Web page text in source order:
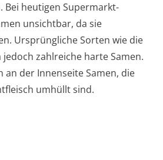
Bei heutigen Supermarkt-
unsichtbar, da sie
Ursprüngliche Sorten wie die
zahlreiche harte Samen.
an der Innenseite Samen, die
umhüllt sind.